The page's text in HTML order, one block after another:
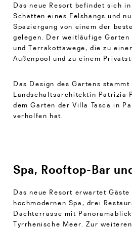
Das neue Resort befindet sich
Schatten eines Felshangs und
Spaziergang von einem der
gelegen. Der weitläufige Garten
und Terrakottawege, die zu
Außenpool und zu einem
Das Design des Gartens stammt
Landschaftsarchitektin Patrizia
dem Garten der Villa Tasca in
verholfen hat.
Spa, Rooftop-Bar
Das neue Resort erwartet Gäste
hochmodernen Spa, drei
Dachterrasse mit
Tyrrhenische Meer. Zur